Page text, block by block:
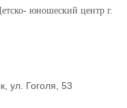
юношеский центр г.
ул. Гоголя, 53